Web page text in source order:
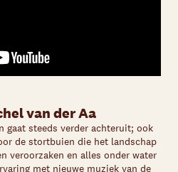
van der Aa
gaat steeds verder achteruit; ook
de stortbuien die het landschap
veroorzaken en alles onder water
met nieuwe muziek van de